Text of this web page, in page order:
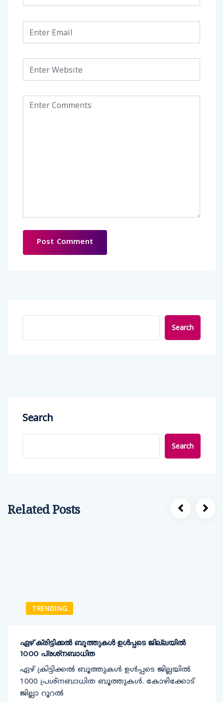
Search
Search
Search
Related Posts
TRENDING
ഏഴ് ക്രിട്ടിക്കല്‍ ബൂത്തുകള്‍ ഉള്‍പ്പടെ ജില്ലയില്‍
1000 പ്രശ്‌നബാധിത
ഏഴ് ക്രിട്ടിക്കല്‍ ബൂത്തുകള്‍ ഉള്‍പ്പടെ ജില്ലയില്‍
1000 പ്രശ്‌നബാധിത ബൂത്തുകള്‍. കോഴിക്കോട്
ജില്ലാ റൂറല്‍